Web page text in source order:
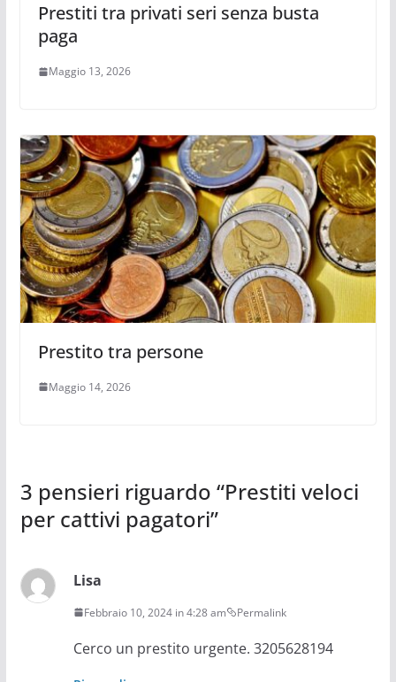
Prestiti tra privati seri senza busta
paga
Maggio 13, 2026
Prestito tra persone
Maggio 14, 2026
3 pensieri riguardo “Prestiti veloci
per cattivi pagatori”
Lisa
Febbraio 10, 2024 in 4:28 am Permalink
Cerco un prestito urgente. 3205628194